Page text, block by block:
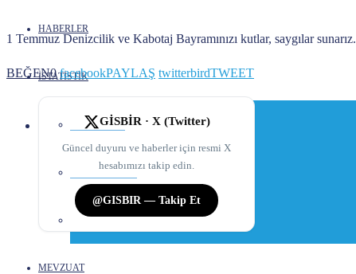
HABERLER
İSTATİSTİK
Sektör Raporu
İstihdam Durumu
İhracat Rakamları
MEVZUAT
1 Temmuz Denizcilik ve Kabotaj Bayramınızı kutlar, saygılar sunarız.
BEĞEN0 facebookPAYLAŞ twitterbirdTWEET
GİSBİR · X (Twitter)
Güncel duyuru ve haberler için resmi X
hesabımızı takip edin.
@GISBIR — Takip Et